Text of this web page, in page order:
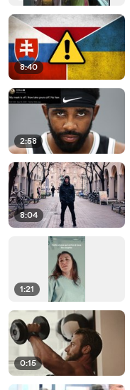
8:40
2:58
8:04
1:21
0:15